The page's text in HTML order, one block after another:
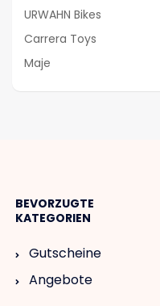
URWAHN Bikes
Carrera Toys
Maje
BEVORZUGTE
KATEGORIEN
Gutscheine
Angebote